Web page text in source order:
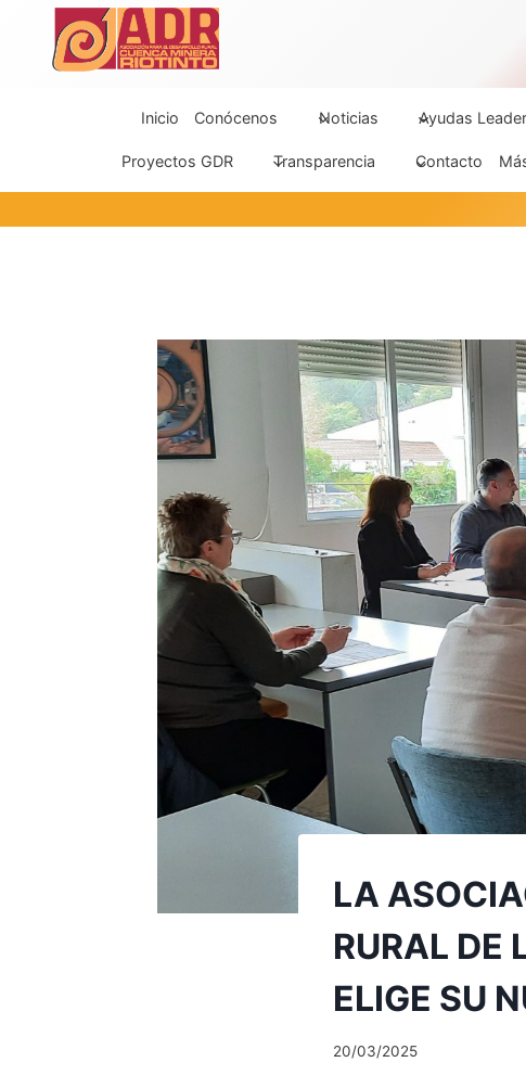
contenido
Inicio Conócenos Noticias Ayudas Leader
Proyectos GDR Transparencia Contacto
LA
RURAL DE
ELIGE SU
20/03/2025